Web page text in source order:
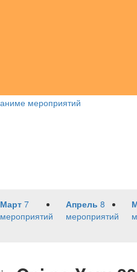
Март 7
мероприятий
Апрель 8
мероприятий